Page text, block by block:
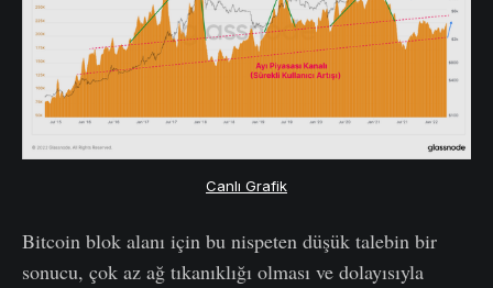
Canlı Grafik
Bitcoin blok alanı için bu nispeten düşük talebin bir
sonucu, çok az ağ tıkanıklığı olması ve dolayısıyla